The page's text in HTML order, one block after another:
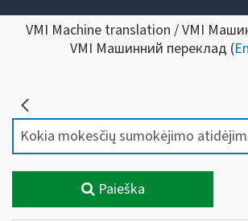
VMI Machine translation / VMI
VMI Машинний переклад (
Paieška